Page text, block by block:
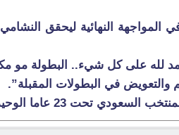
أمام الأردن في المواجهة النهائية ليحقق
لله على كل شيء.. البطولة مو
والتعويض في البطولات المقبلة”.
تحت 23 عاما الوحيد في اللقاء.